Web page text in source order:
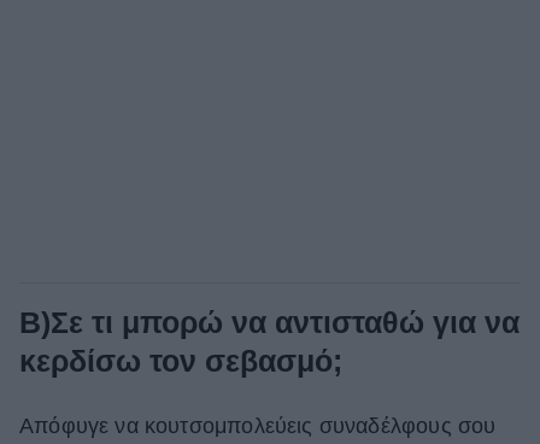
Β)Σε τι μπορώ να αντισταθώ για να
κερδίσω τον σεβασμό;
Απόφυγε να κουτσομπολεύεις συναδέλφους σου